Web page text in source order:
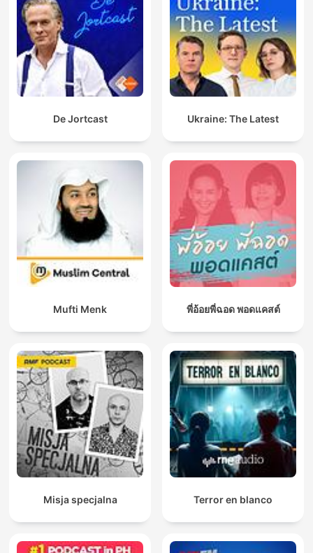
De Jortcast Ukraine: The Latest
Mufti Menk พี่อ้อยพี่ฉอด พอดแคสต์
Misja specjalna Terror en blanco